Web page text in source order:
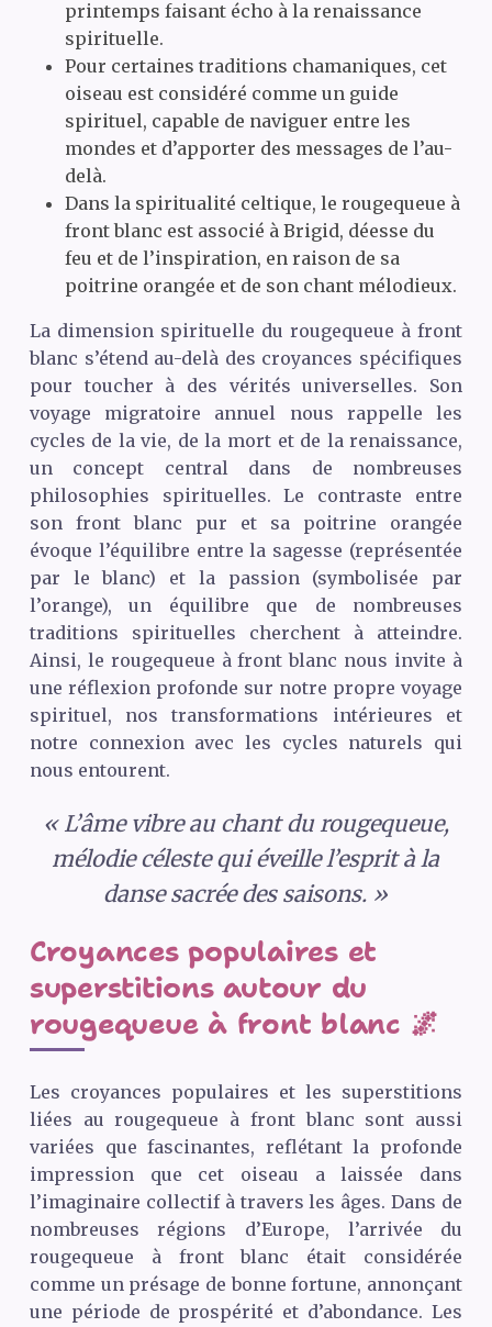
printemps faisant écho à la renaissance
spirituelle.
Pour certaines traditions chamaniques, cet
oiseau est considéré comme un guide
spirituel, capable de naviguer entre les
mondes et d’apporter des messages de l’au-
delà.
Dans la spiritualité celtique, le rougequeue à
front blanc est associé à Brigid, déesse du
feu et de l’inspiration, en raison de sa
poitrine orangée et de son chant mélodieux.
La dimension spirituelle du rougequeue à front
blanc s’étend au-delà des croyances spécifiques
pour toucher à des vérités universelles. Son
voyage migratoire annuel nous rappelle les
cycles de la vie, de la mort et de la renaissance,
un concept central dans de nombreuses
philosophies spirituelles. Le contraste entre
son front blanc pur et sa poitrine orangée
évoque l’équilibre entre la sagesse (représentée
par le blanc) et la passion (symbolisée par
l’orange), un équilibre que de nombreuses
traditions spirituelles cherchent à atteindre.
Ainsi, le rougequeue à front blanc nous invite à
une réflexion profonde sur notre propre voyage
spirituel, nos transformations intérieures et
notre connexion avec les cycles naturels qui
nous entourent.
« L’âme vibre au chant du rougequeue,
mélodie céleste qui éveille l’esprit à la
danse sacrée des saisons. »
Croyances populaires et
superstitions autour du
rougequeue à front blanc 🌌
Les croyances populaires et les superstitions
liées au rougequeue à front blanc sont aussi
variées que fascinantes, reflétant la profonde
impression que cet oiseau a laissée dans
l’imaginaire collectif à travers les âges. Dans de
nombreuses régions d’Europe, l’arrivée du
rougequeue à front blanc était considérée
comme un présage de bonne fortune, annonçant
une période de prospérité et d’abondance. Les